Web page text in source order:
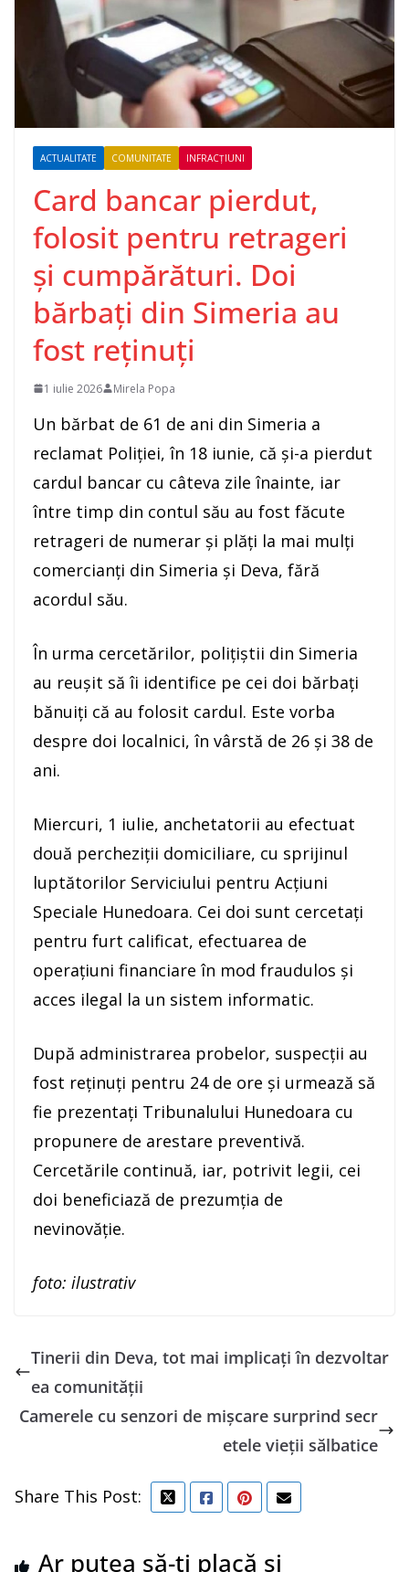
ACTUALITATE COMUNITATE INFRACȚIUNI
Card bancar pierdut,
folosit pentru retrageri
și cumpărături. Doi
bărbați din Simeria au
fost reținuți
1 iulie 2026 Mirela Popa
Un bărbat de 61 de ani din Simeria a
reclamat Poliției, în 18 iunie, că și-a pierdut
cardul bancar cu câteva zile înainte, iar
între timp din contul său au fost făcute
retrageri de numerar și plăți la mai mulți
comercianți din Simeria și Deva, fără
acordul său.
În urma cercetărilor, polițiștii din Simeria
au reușit să îi identifice pe cei doi bărbați
bănuiți că au folosit cardul. Este vorba
despre doi localnici, în vârstă de 26 și 38 de
ani.
Miercuri, 1 iulie, anchetatorii au efectuat
două percheziții domiciliare, cu sprijinul
luptătorilor Serviciului pentru Acțiuni
Speciale Hunedoara. Cei doi sunt cercetați
pentru furt calificat, efectuarea de
operațiuni financiare în mod fraudulos și
acces ilegal la un sistem informatic.
După administrarea probelor, suspecții au
fost reținuți pentru 24 de ore și urmează să
fie prezentați Tribunalului Hunedoara cu
propunere de arestare preventivă.
Cercetările continuă, iar, potrivit legii, cei
doi beneficiază de prezumția de
nevinovăție.
foto: ilustrativ
Tinerii din Deva, tot mai implicați în dezvoltar
ea comunității
Camerele cu senzori de mișcare surprind secr
etele vieții sălbatice
Share This Post:
Ar putea să-ți placă și